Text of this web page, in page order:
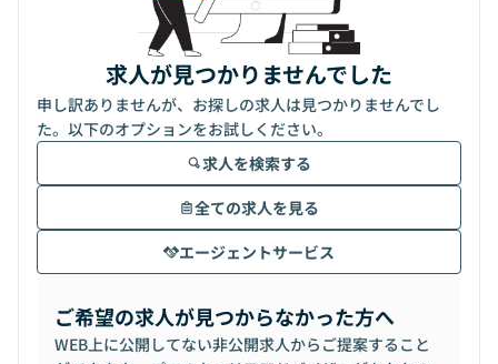
求人が見つかりませんでした
申し訳ありませんが、お探しの求人は見つかりませんでし
た。以下のオプションをお試しください。
求人を検索する
全ての求人を見る
エージェントサービス
ご希望の求人が見つからなかった方へ
WEB上に公開してない非公開求人からご提案すること